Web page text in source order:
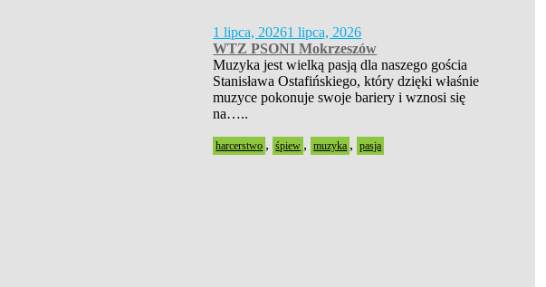
1 lipca, 20261 lipca, 2026
WTZ PSONI Mokrzeszów
Muzyka jest wielką pasją dla naszego gościa
Stanisława Ostafińskiego, który dzięki właśnie
muzyce pokonuje swoje bariery i wznosi się
na…..
harcerstwo , śpiew , muzyka , pasja